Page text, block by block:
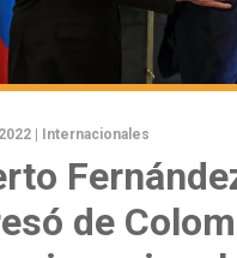
| Internacionales
de